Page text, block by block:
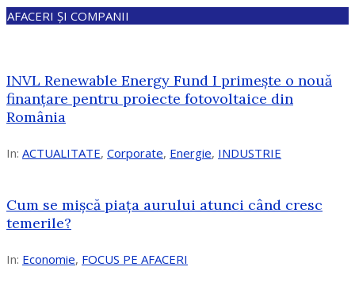
AFACERI ȘI COMPANII
INVL Renewable Energy Fund I primește o nouă
finanțare pentru proiecte fotovoltaice din
România
In: ACTUALITATE, Corporate, Energie, INDUSTRIE
Cum se mișcă piața aurului atunci când cresc
temerile?
In: Economie, FOCUS PE AFACERI